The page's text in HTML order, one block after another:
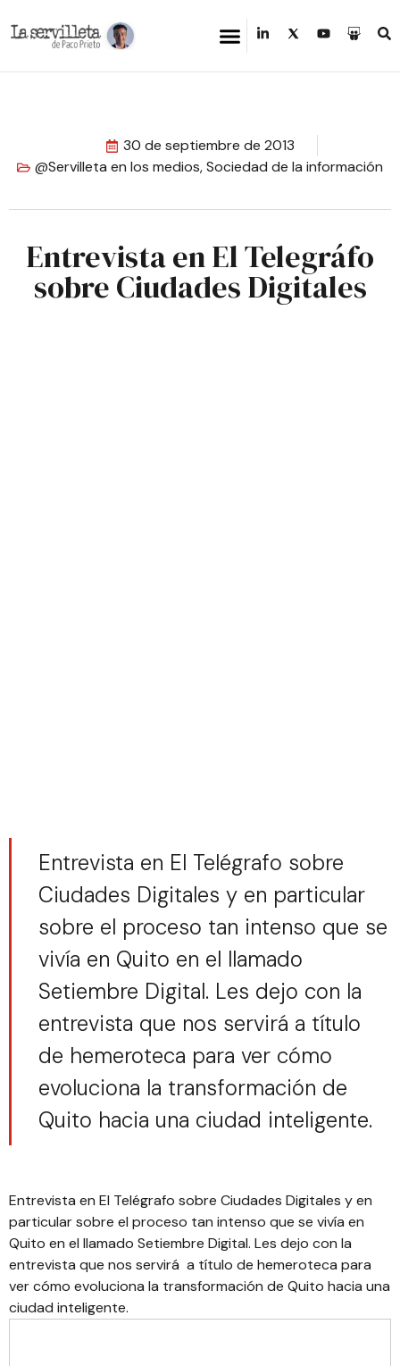
30 de septiembre de 2013
@Servilleta en los medios,Sociedad de la información
Entrevista en El Telegráfo
sobre Ciudades Digitales
Entrevista en El Telégrafo sobre
Ciudades Digitales y en particular
sobre el proceso tan intenso que se
vivía en Quito en el llamado
Setiembre Digital. Les dejo con la
entrevista que nos servirá a título
de hemeroteca para ver cómo
evoluciona la transformación de
Quito hacia una ciudad inteligente.
Entrevista en El Telégrafo sobre Ciudades Digitales y en
particular sobre el proceso tan intenso que se vivía en
Quito en el llamado Setiembre Digital. Les dejo con la
entrevista que nos servirá a título de hemeroteca para
ver cómo evoluciona la transformación de Quito hacia una
ciudad inteligente.